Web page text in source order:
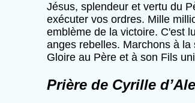
Jésus, splendeur et vertu du
exécuter vos ordres. Mille
emblème de la victoire. C'est
anges rebelles. Marchons à
Gloire au Père et à son Fils
Prière de Cyrille